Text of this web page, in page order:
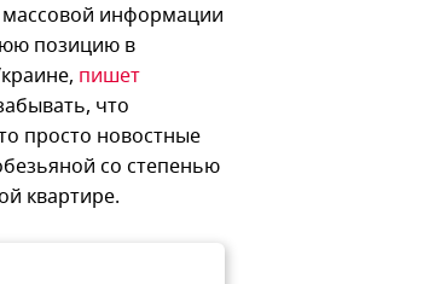
массовой информации
позицию в
пишет
что
просто новостные
со степенью
квартире.